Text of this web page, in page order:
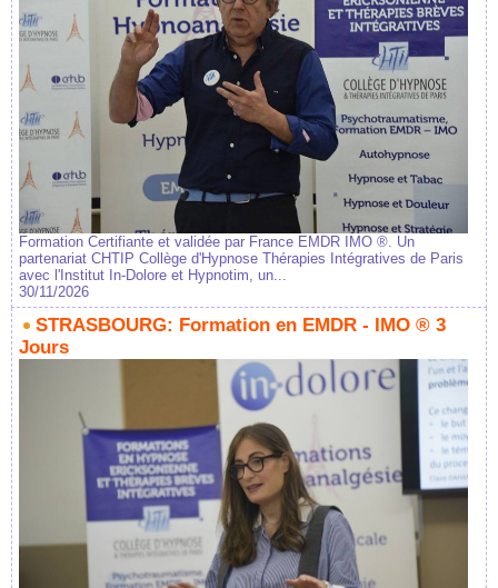
Formation Certifiante et validée par France EMDR IMO ®. Un
partenariat CHTIP Collège d'Hypnose Thérapies Intégratives de Paris
avec l'Institut In-Dolore et Hypnotim, un...
30/11/2026
STRASBOURG: Formation en EMDR - IMO ® 3
Jours